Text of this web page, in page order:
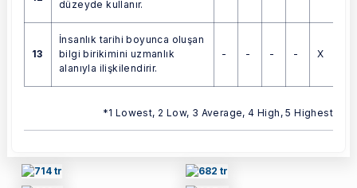
düzeyde kullanır.
13
İnsanlık tarihi boyunca oluşan
bilgi birikimini uzmanlık
alanıyla ilişkilendirir.
- - - - X
*1 Lowest, 2 Low, 3 Average, 4 High, 5 Highest